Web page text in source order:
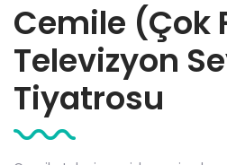
Cemile (Çok
Televizyon
Tiyatrosu